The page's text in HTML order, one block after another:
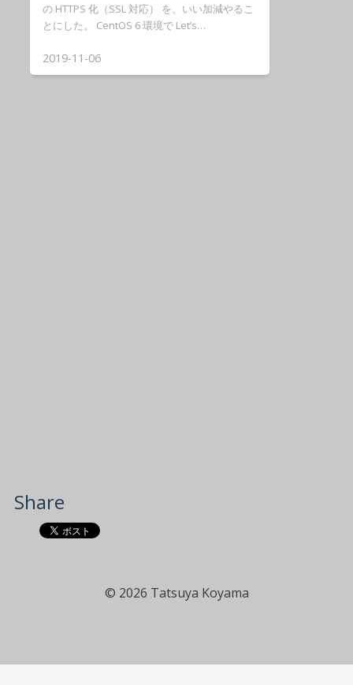
の HTTPS 化（SSL 対応） を、いい加減やるこ
とにした。 CentOS 6 環境で Let’s…
2019-11-06
Share
© 2026 Tatsuya Koyama